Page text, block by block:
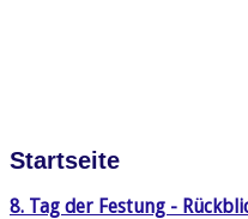
Startseite
8. Tag der Festung -